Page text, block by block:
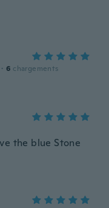
· 6 chargements
the blue Stone